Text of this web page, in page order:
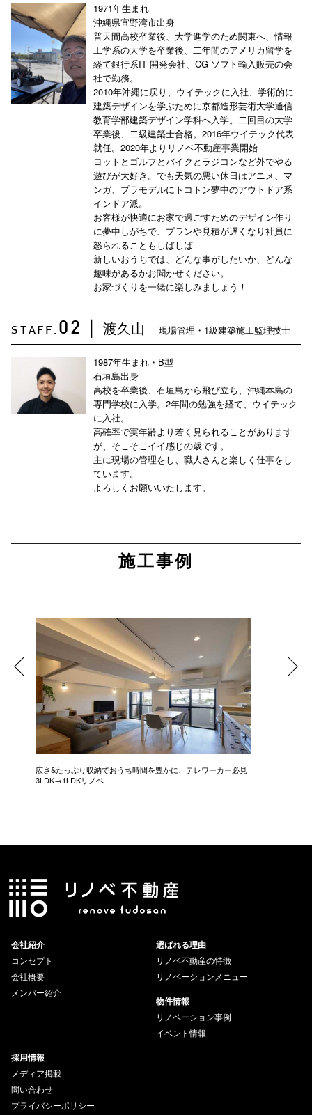
1971年生まれ
沖縄県宜野湾市出身
普天間高校卒業後、大学進学のため関東へ、情報
工学系の大学を卒業後、二年間のアメリカ留学を
経て銀行系IT 開発会社、CG ソフト輸入販売の会
社で勤務。
2010年沖縄に戻り、ウイテックに入社、学術的に
建築デザインを学ぶために京都造形芸術大学通信
教育学部建築デザイン学科へ入学。二回目の大学
卒業後、二級建築士合格。2016年ウイテック代表
就任。2020年よりリノベ不動産事業開始
ヨットとゴルフとバイクとラジコンなど外でやる
遊びが大好き。でも天気の悪い休日はアニメ、マ
ンガ、プラモデルにトコトン夢中のアウトドア系
インドア派。
お客様が快適にお家で過ごすためのデザイン作り
に夢中しがちで、プランや見積が遅くなり社員に
怒られることもしばしば
新しいおうちでは、どんな事がしたいか、どんな
趣味があるかお聞かせください。
お家づくりを一緒に楽しみましょう！
STAFF. 02 渡久山 現場管理・1級建築施工監理技士
1987年生まれ・B型
石垣島出身
高校を卒業後、石垣島から飛び立ち、沖縄本島の
専門学校に入学。2年間の勉強を経て、ウイテック
に入社。
高確率で実年齢より若く見られることがあります
が、そこそこイイ感じの歳です。
主に現場の管理をし、職人さんと楽しく仕事をし
ています。
よろしくお願いいたします。
施工事例
広さ&たっぷり収納でおうち時間を豊かに、テレワーカー必見
3LDK→1LDKリノベ
会社紹介
コンセプト
会社概要
メンバー紹介
選ばれる理由
リノベ不動産の特徴
リノベーションメニュー
物件情報
リノベーション事例
イベント情報
採用情報
メディア掲載
問い合わせ
プライバシーポリシー